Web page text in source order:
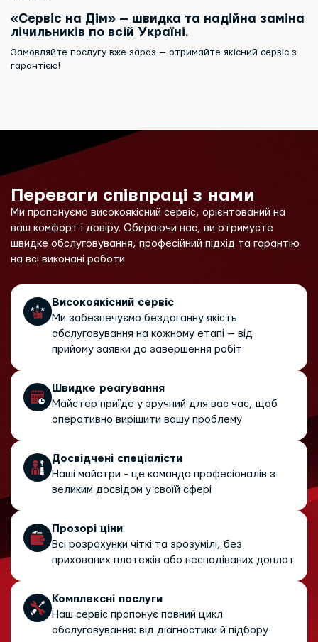
«Сервіс на Дім» — швидка та надійна заміна
лічильників по всій Україні.
Замовляйте послугу вже зараз — отримайте якісний сервіс з
гарантією!
Переваги співпраці з нами
Ми пропонуємо високоякісний сервіс, орієнтований на
ваш комфорт і довіру. Обираючи нас, ви отримуєте
швидке обслуговування, професійний підхід та гарантію
на всі виконані роботи
Високоякісний сервіс
Ми забезпечуємо бездоганну якість
обслуговування на кожному етапі — від
прийому заявки до завершення робіт
Швидке реагування
Майстер приїде у зручний для вас час, щоб
оперативно вирішити вашу проблему
Досвідчені спеціалісти
Наші майстри - це команда професіоналів з
великим досвідом у своїй сфері
Прозорі ціни
Всі розрахунки чіткі та зрозумілі, без
прихованих платежів або несподіваних доплат
Комплексні послуги
Наш сервіс пропонує повний цикл
обслуговування: від діагностики й підбору